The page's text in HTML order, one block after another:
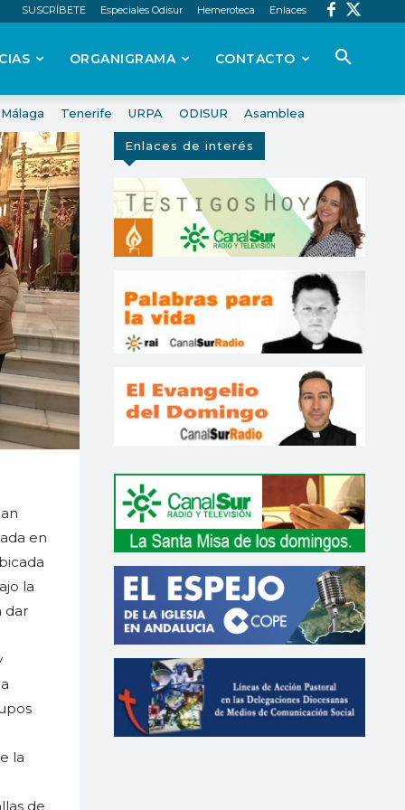
SUSCRÍBETE Especiales Odisur Hemeroteca Enlaces
ORGANIGRAMA CONTACTO
Málaga Tenerife URPA ODISUR Asamblea
en
la
dar
la
de
Enlaces de interés